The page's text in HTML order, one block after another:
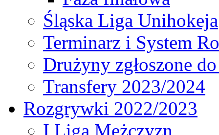
Śląska Liga Unihokeja
Terminarz i System
Drużyny zgłoszone
Transfery 2023/2024
Rozgrywki 2022/2023
I Liga Mężczyzn